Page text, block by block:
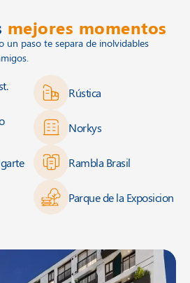
mejores momentos
un paso te separa de inolvidables
Rústica
Norkys
Rambla Brasil
Parque de la Exposicion